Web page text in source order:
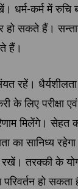
धर्म-कर्म में रुचि
हो सकते हैं।
हैं।
रहें।
के लिए परीक्षा एवं
मिलेंगे। सेहत
का सानिध्य
रखें। तरक्की के
परिवर्तन हो